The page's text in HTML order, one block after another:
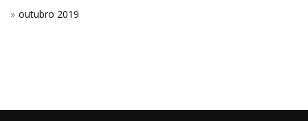
outubro 2019